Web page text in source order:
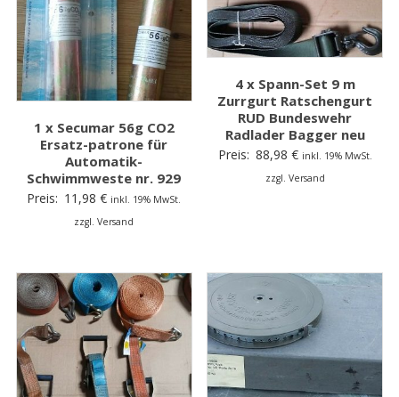
1 x Secumar 56g CO2
Ersatz-patrone für
Automatik-
Schwimmweste nr. 929
Preis: 11,98€ inkl. 19% MwSt.
zzgl. Versand
4 x Spann-Set 9 m
Zurrgurt Ratschengurt
RUD Bundeswehr
Radlader Bagger neu
Preis: 88,98 € inkl. 19% MwSt.
zzgl. Versand